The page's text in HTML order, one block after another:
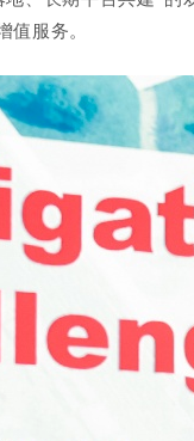
值服务。